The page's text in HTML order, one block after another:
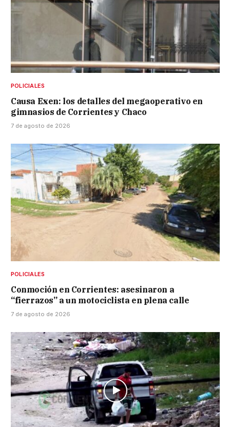
POLICIALES
Causa Exen: los detalles del megaoperativo en
gimnasios de Corrientes y Chaco
7 de agosto de 2026
POLICIALES
Conmoción en Corrientes: asesinaron a
“fierrazos” a un motociclista en plena calle
7 de agosto de 2026